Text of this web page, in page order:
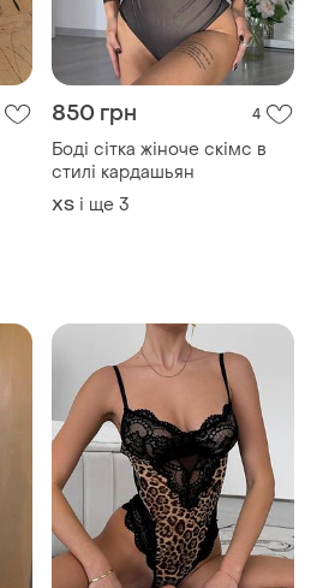
850 грн 4
Боді сітка жіноче скімс в
стилі кардашьян
ХS і ще 3